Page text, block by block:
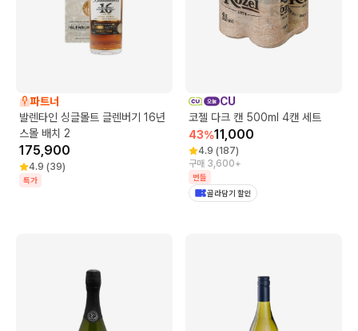
파트너
발렌타인 싱글몰트 글렌버기 16년
스몰 배치 2
175,900
4.9 (39)
특가
CU
코젤 다크 캔 500ml 4캔 세트
43%11,000
4.9 (187)
구매 3,600+
번들
골라담기 할인